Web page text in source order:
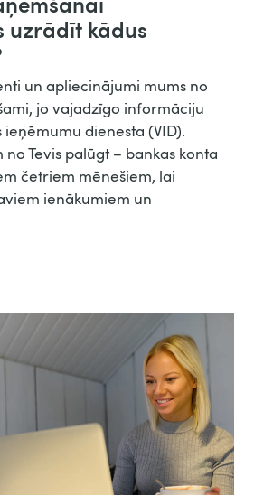
uzrādīt kādus
un apliecinājumi mums no
jo vajadzīgo informāciju
ieņēmumu dienesta (VID).
Tevis palūgt – bankas konta
četriem mēnešiem, lai
ienākumiem un